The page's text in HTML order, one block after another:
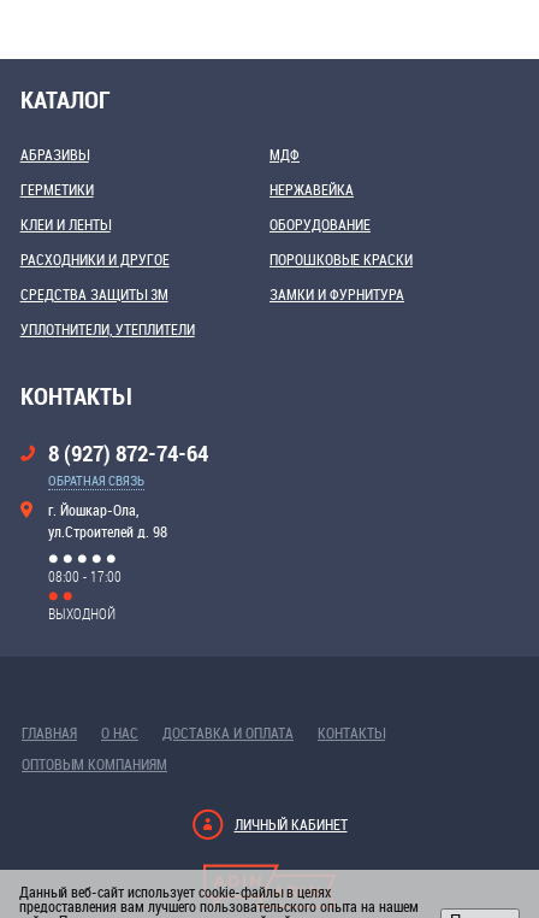
КАТАЛОГ
АБРАЗИВЫ
ГЕРМЕТИКИ
КЛЕИ И ЛЕНТЫ
МДФ
НЕРЖАВЕЙКА
ОБОРУДОВАНИЕ
РАСХОДНИКИ И ДРУГОЕ
СРЕДСТВА ЗАЩИТЫ 3М
УПЛОТНИТЕЛИ, УТЕПЛИТЕЛИ
ПОРОШКОВЫЕ КРАСКИ
ЗАМКИ И ФУРНИТУРА
КОНТАКТЫ
8 (927) 872-74-64
ОБРАТНАЯ СВЯЗЬ
г. Йошкар-Ола,
ул.Строителей д. 98
08:00 - 17:00
ВЫХОДНОЙ
ГЛАВНАЯ О НАС ДОСТАВКА И ОПЛАТА
КОНТАКТЫ
ОПТОВЫМ КОМПАНИЯМ
ЛИЧНЫЙ КАБИНЕТ
Данный веб-сайт использует cookie-файлы в целях
предоставления вам лучшего пользовательского опыта на нашем